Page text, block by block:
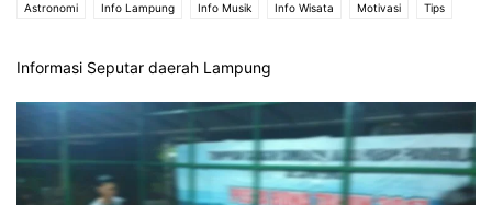
Astronomi Info Lampung Info Musik Info Wisata Motivasi Tips
Informasi Seputar daerah Lampung